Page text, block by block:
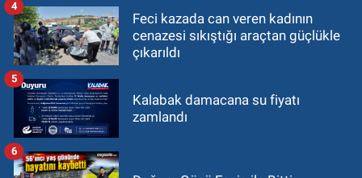
Feci kazada can veren kadının
cenazesi sıkıştığı araçtan güçlükle
çıkarıldı
4
Kalabak damacana su fiyatı
zamlandı
5
6